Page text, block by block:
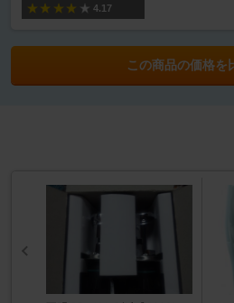
4.17
この商品の価格を